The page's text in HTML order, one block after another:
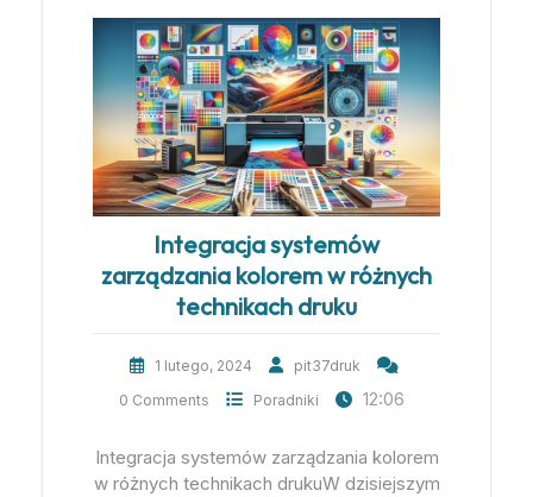
Integracja systemów
zarządzania kolorem w różnych
technikach druku
1 lutego, 2024
pit37druk
0 Comments
Poradniki 12:06
Integracja systemów zarządzania kolorem
w różnych technikach drukuW dzisiejszym